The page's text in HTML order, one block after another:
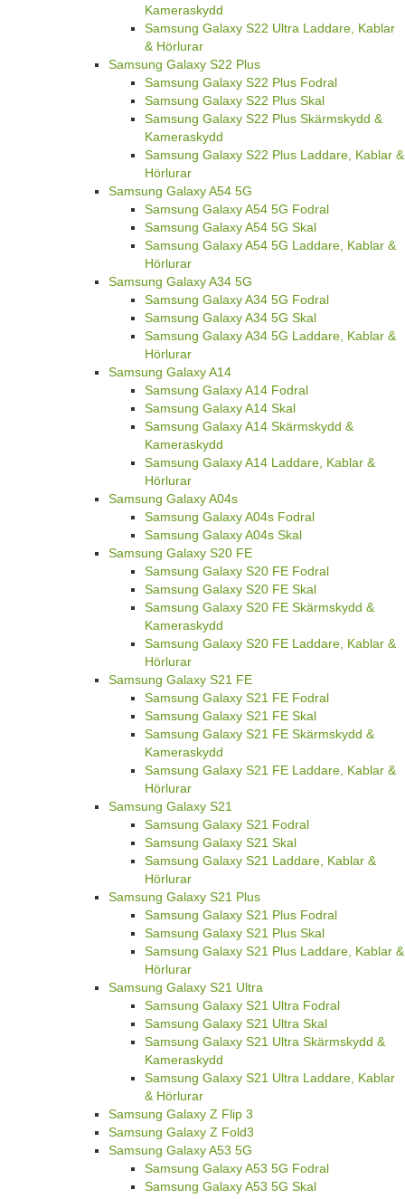
Kameraskydd
Samsung Galaxy S22 Ultra Laddare, Kablar
& Hörlurar
Samsung Galaxy S22 Plus
Samsung Galaxy S22 Plus Fodral
Samsung Galaxy S22 Plus Skal
Samsung Galaxy S22 Plus Skärmskydd &
Kameraskydd
Samsung Galaxy S22 Plus Laddare, Kablar &
Hörlurar
Samsung Galaxy A54 5G
Samsung Galaxy A54 5G Fodral
Samsung Galaxy A54 5G Skal
Samsung Galaxy A54 5G Laddare, Kablar &
Hörlurar
Samsung Galaxy A34 5G
Samsung Galaxy A34 5G Fodral
Samsung Galaxy A34 5G Skal
Samsung Galaxy A34 5G Laddare, Kablar &
Hörlurar
Samsung Galaxy A14
Samsung Galaxy A14 Fodral
Samsung Galaxy A14 Skal
Samsung Galaxy A14 Skärmskydd &
Kameraskydd
Samsung Galaxy A14 Laddare, Kablar &
Hörlurar
Samsung Galaxy A04s
Samsung Galaxy A04s Fodral
Samsung Galaxy A04s Skal
Samsung Galaxy S20 FE
Samsung Galaxy S20 FE Fodral
Samsung Galaxy S20 FE Skal
Samsung Galaxy S20 FE Skärmskydd &
Kameraskydd
Samsung Galaxy S20 FE Laddare, Kablar &
Hörlurar
Samsung Galaxy S21 FE
Samsung Galaxy S21 FE Fodral
Samsung Galaxy S21 FE Skal
Samsung Galaxy S21 FE Skärmskydd &
Kameraskydd
Samsung Galaxy S21 FE Laddare, Kablar &
Hörlurar
Samsung Galaxy S21
Samsung Galaxy S21 Fodral
Samsung Galaxy S21 Skal
Samsung Galaxy S21 Laddare, Kablar &
Hörlurar
Samsung Galaxy S21 Plus
Samsung Galaxy S21 Plus Fodral
Samsung Galaxy S21 Plus Skal
Samsung Galaxy S21 Plus Laddare, Kablar &
Hörlurar
Samsung Galaxy S21 Ultra
Samsung Galaxy S21 Ultra Fodral
Samsung Galaxy S21 Ultra Skal
Samsung Galaxy S21 Ultra Skärmskydd &
Kameraskydd
Samsung Galaxy S21 Ultra Laddare, Kablar
& Hörlurar
Samsung Galaxy Z Flip 3
Samsung Galaxy Z Fold3
Samsung Galaxy A53 5G
Samsung Galaxy A53 5G Fodral
Samsung Galaxy A53 5G Skal